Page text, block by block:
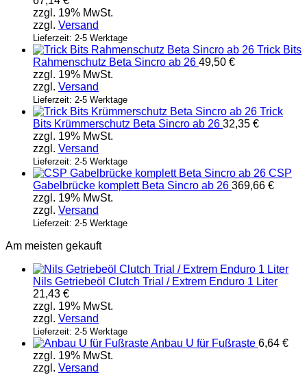
Varianten
Optionen
können
Produktseite
gewählt
werden
zzgl. 19% MwSt.
zzgl. Versand
Lieferzeit: 2-5 Werktage
Trick Bits
Rahmenschutz Beta Sincro ab 26 49,50 €
zzgl. 19% MwSt.
zzgl. Versand
Lieferzeit: 2-5 Werktage
Trick
Bits Krümmerschutz Beta Sincro ab 26 32,35 €
zzgl. 19% MwSt.
zzgl. Versand
Lieferzeit: 2-5 Werktage
CSP
Gabelbrücke komplett Beta Sincro ab 26 369,66 €
zzgl. 19% MwSt.
zzgl. Versand
Lieferzeit: 2-5 Werktage
Am meisten gekauft
Nils Getriebeöl Clutch Trial / Extrem Enduro 1 Liter
21,43 €
zzgl. 19% MwSt.
zzgl. Versand
Lieferzeit: 2-5 Werktage
Anbau U für Fußraste 6,64 €
zzgl. 19% MwSt.
zzgl. Versand